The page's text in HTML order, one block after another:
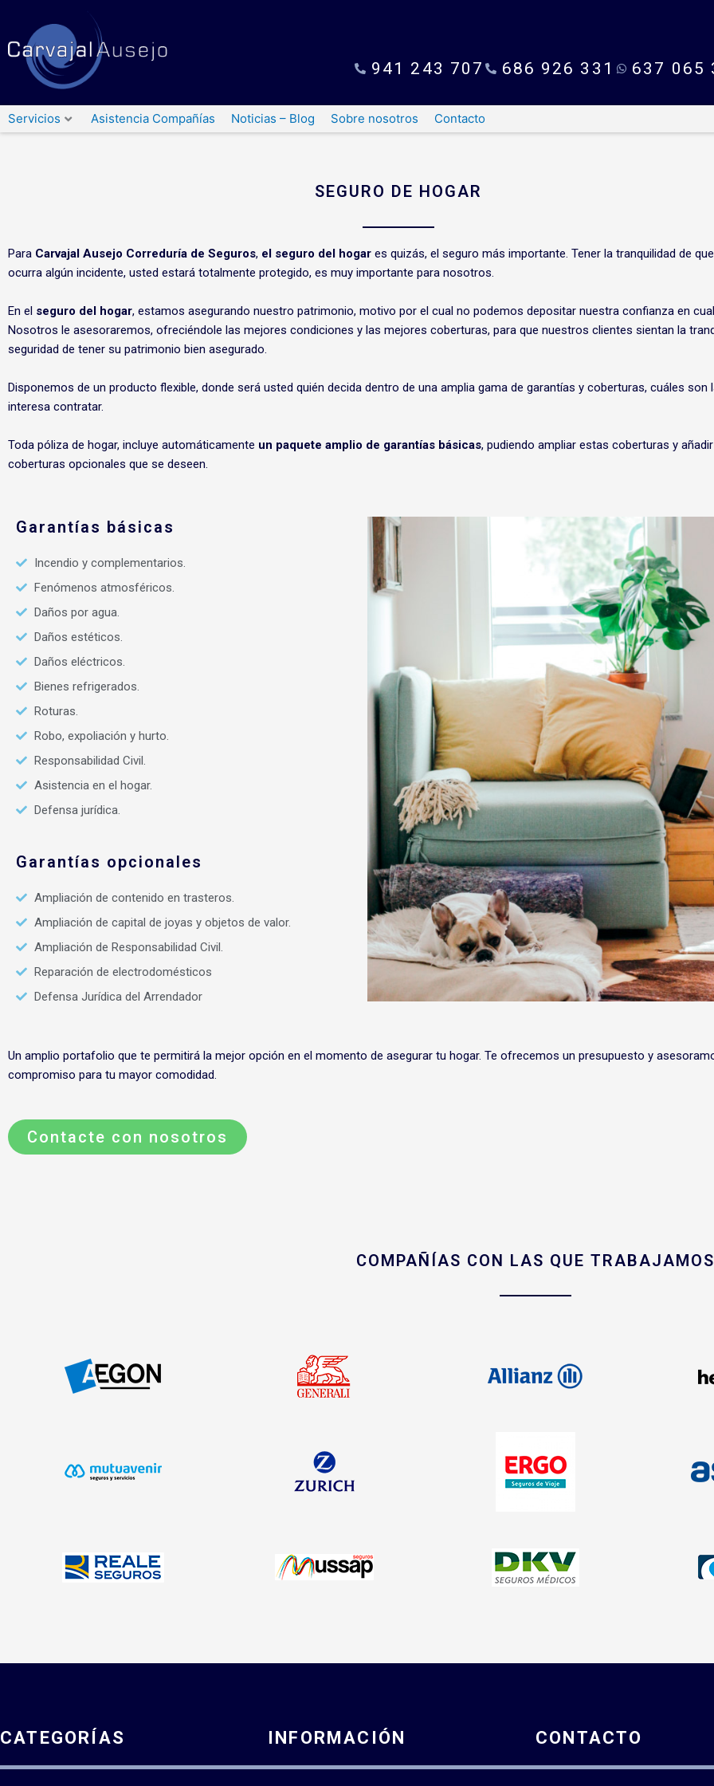
contenido
941 243 707 686 926 331 637 065
Servicios Asistencia Compañías Noticias – Blog Sobre nosotros Contacto
SEGURO DE HOGAR
Para Carvajal Ausejo Correduría de Seguros, el seguro del hogar es quizás, el seguro más importante. Tener la tranquilidad de
ocurra algún incidente, usted estará totalmente protegido, es muy importante para nosotros.
En el seguro del hogar, estamos asegurando nuestro patrimonio, motivo por el cual no podemos depositar nuestra confianza en
Nosotros le asesoraremos, ofreciéndole las mejores condiciones y las mejores coberturas, para que nuestros clientes sientan la
seguridad de tener su patrimonio bien asegurado.
Disponemos de un producto flexible, donde será usted quién decida dentro de una amplia gama de garantías y coberturas, cuáles son
interesa contratar.
Toda póliza de hogar, incluye automáticamente un paquete amplio de garantías básicas, pudiendo ampliar estas coberturas y
coberturas opcionales que se deseen.
Garantías básicas
Incendio y complementarios.
Fenómenos atmosféricos.
Daños por agua.
Daños estéticos.
Daños eléctricos.
Bienes refrigerados.
Roturas.
Robo, expoliación y hurto.
Responsabilidad Civil.
Asistencia en el hogar.
Defensa jurídica.
Garantías opcionales
Ampliación de contenido en trasteros.
Ampliación de capital de joyas y objetos de valor.
Ampliación de Responsabilidad Civil.
Reparación de electrodomésticos
Defensa Jurídica del Arrendador
Un amplio portafolio que te permitirá la mejor opción en el momento de asegurar tu hogar. Te ofrecemos un presupuesto y
compromiso para tu mayor comodidad.
Contacte con nosotros
COMPAÑÍAS CON LAS QUE TRABAJAMOS
CATEGORÍAS INFORMACIÓN CONTACTO